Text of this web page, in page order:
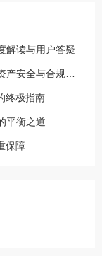
解读与用户答疑
终极指南
平衡之道
保障